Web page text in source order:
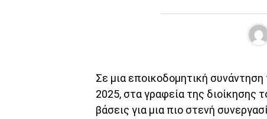
Σε μια εποικοδομητική
2025, στα γραφεία της διοίκησης
βάσεις για μια πιο στενή